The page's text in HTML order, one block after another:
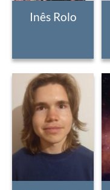
Inês Rolo